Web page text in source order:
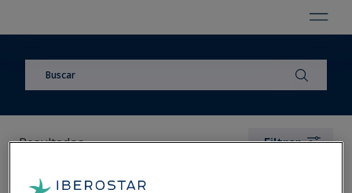
Resultados Filtrar
Iberostar Hotels & Resorts presenta